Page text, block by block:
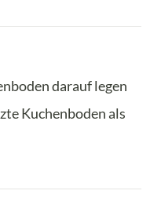
darauf legen
Kuchenboden als